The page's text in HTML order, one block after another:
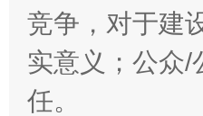
竞争，对于建
实意义；公众/
任。